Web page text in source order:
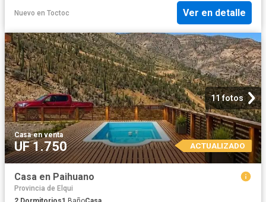
Nuevo en Toctoc Ver en detalle
11 fotos
Casa·en venta
UF 1.750 ACTUALIZADO
Casa en Paihuano
Provincia de Elqui